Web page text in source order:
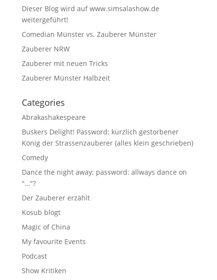
Dieser Blog wird auf www.simsalashow.de
weitergeführt!
Comedian Münster vs. Zauberer Münster
Zauberer NRW
Zauberer mit neuen Tricks
Zauberer Münster Halbzeit
Categories
Abrakashakespeare
Buskers Delight! Password: kürzlich gestorbener
König der Strassenzauberer (alles klein geschrieben)
Comedy
Dance the night away; password: allways dance on
"…"?
Der Zauberer erzählt
Kosub blogt
Magic of China
My favourite Events
Podcast
Show Kritiken